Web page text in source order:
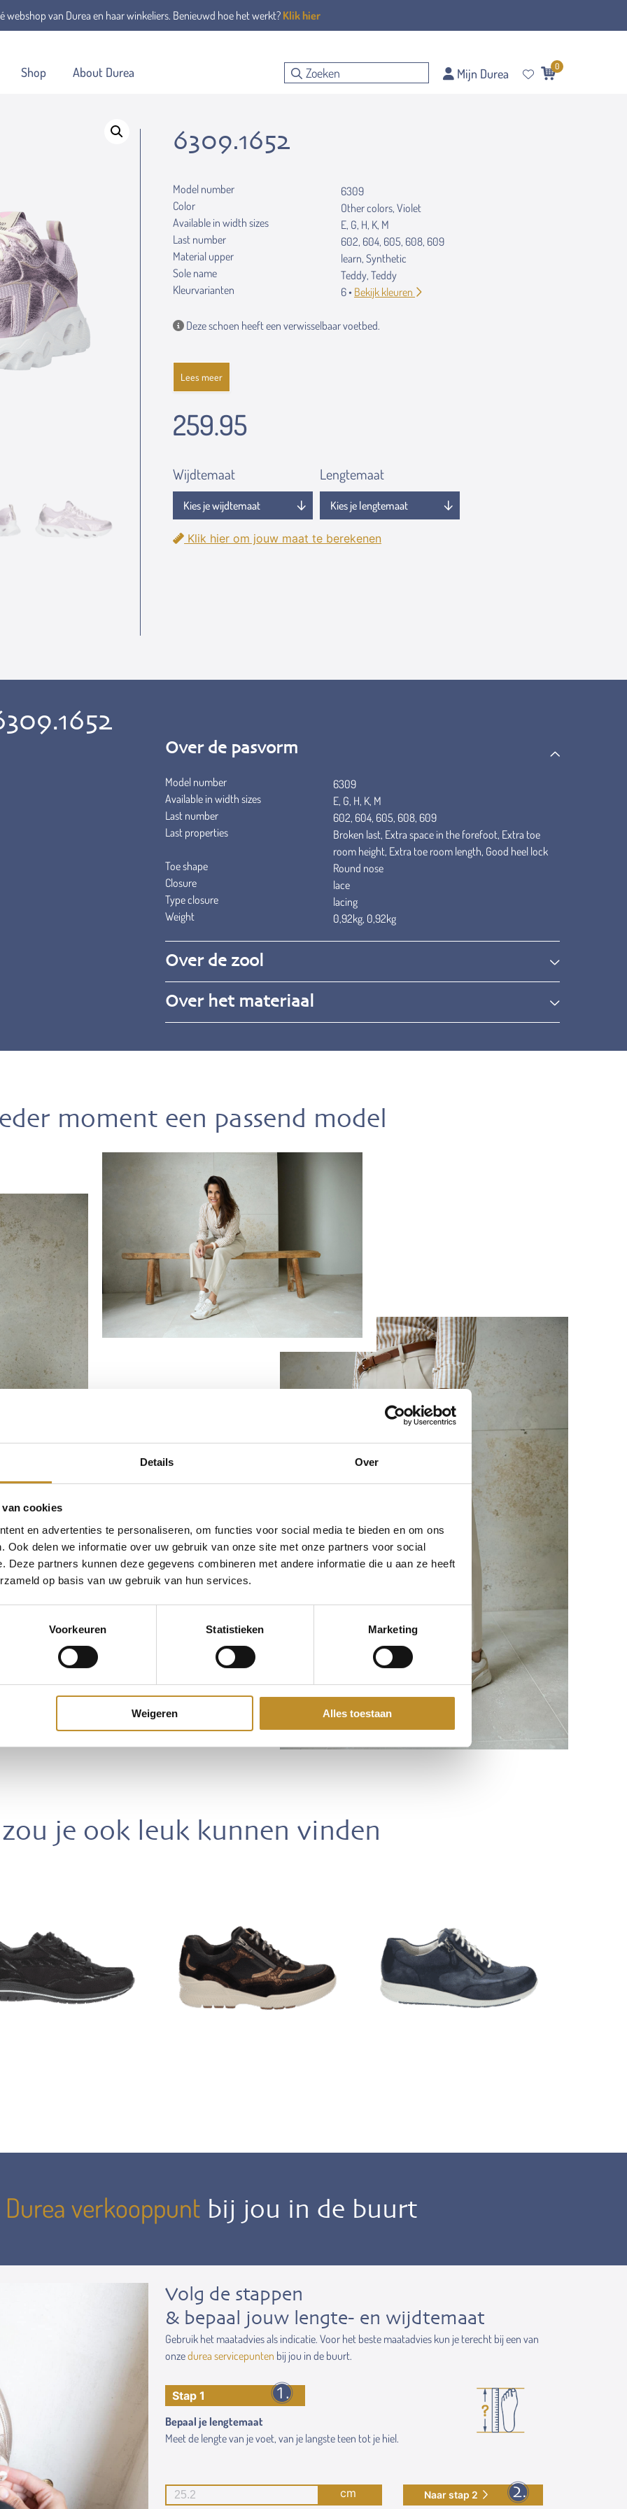
Details Over
cookies
en advertenties te personaliseren, om functies voor social media te bieden en om ons
Ook delen we informatie over uw gebruik van onze site met onze partners voor social
Deze partners kunnen deze gegevens combineren met andere informatie die u aan ze heeft
op basis van uw gebruik van hun services.
Voorkeuren Statistieken Marketing
Weigeren Alles toestaan
webshop van Durea en haar winkeliers. Benieuwd hoe het werkt? Klik hier
Shop About Durea Mijn Durea 0
6309.1652
Model number
6309
Color
Other colors, Violet
Available in width sizes
E, G, H, K, M
Last number
602, 604, 605, 608, 609
Material upper
learn, Synthetic
Sole name
Teddy, Teddy
Kleurvarianten
6 • Bekijk kleuren
Deze schoen heeft een verwisselbaar voetbed.
Lees meer
259.95
Wijdtemaat Lengtemaat
Klik hier om jouw maat te berekenen
Over de pasvorm
Model number
6309
Available in width sizes
E, G, H, K, M
Last number
602, 604, 605, 608, 609
Last properties
Broken last, Extra space in the forefoot, Extra toe
room height, Extra toe room length, Good heel lock
Toe shape
Round nose
Closure
lace
Type closure
lacing
Weight
0,92kg, 0,92kg
Over de zool
Over het materiaal
moment een passend model
je ook leuk kunnen vinden
Durea verkooppunt bij jou in de buurt
Volg de stappen
& bepaal jouw lengte- en wijdtemaat
Gebruik het maatadvies als indicatie. Voor het beste maatadvies kun je terecht bij een van
onzedurea servicepunten bij jou in de buurt.
Stap 1
Bepaal je lengtemaat
Meet de lengte van je voet, van je langste teen tot je hiel.
cm Naar stap 2